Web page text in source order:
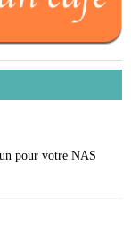
pour votre NAS